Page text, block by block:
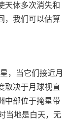
天体多次消失和
，我们可以估算
，当它们接近月
取决于月球视直
中部位于掩星带
当地是白天，无